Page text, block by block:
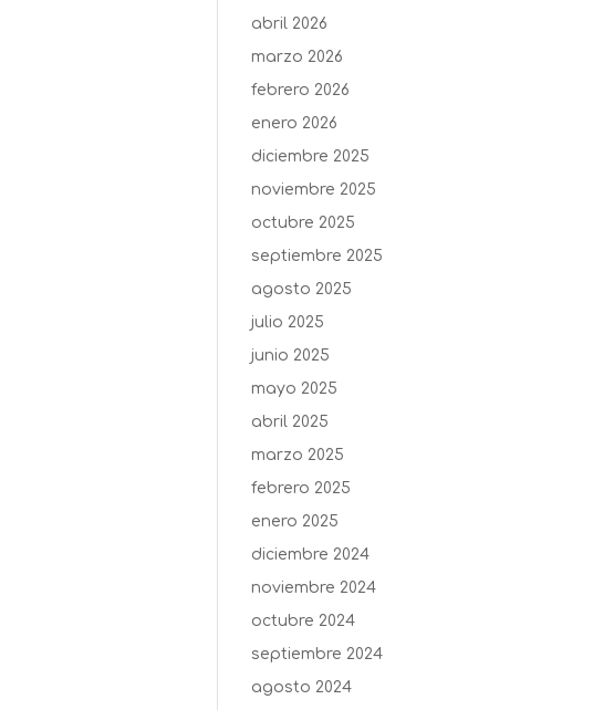
abril 2026
marzo 2026
febrero 2026
enero 2026
diciembre 2025
noviembre 2025
octubre 2025
septiembre 2025
agosto 2025
julio 2025
junio 2025
mayo 2025
abril 2025
marzo 2025
febrero 2025
enero 2025
diciembre 2024
noviembre 2024
octubre 2024
septiembre 2024
agosto 2024